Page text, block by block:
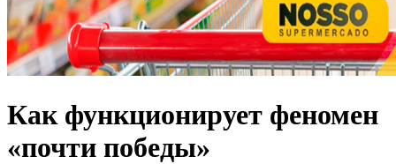
Как функционирует феномен
«почти победы»